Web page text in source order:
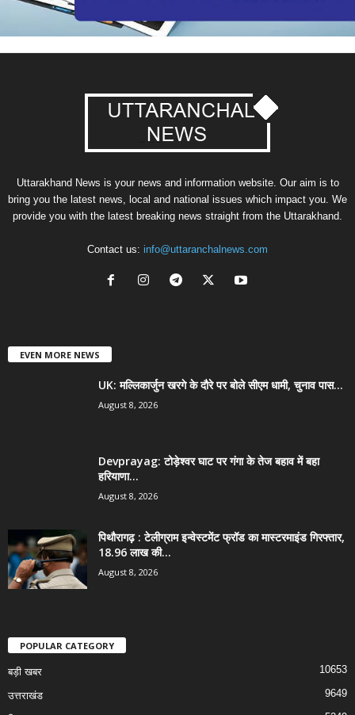
Uttarakhand News is your news and information website. Our aim is to
bring you the latest news, local and national issues which impact you. We
provide you with the latest breaking news straight from the Uttarakhand.
Contact us: info@uttaranchalnews.com
EVEN MORE NEWS
UK: मल्लिकार्जुन खरगे के दौरे पर बोले सीएम धामी, चुनाव पास...
August 8, 2026
Devprayag: टोड़ेश्वर घाट पर गंगा के तेज बहाव में बहा
हरियाणा...
August 8, 2026
पिथौरागढ़ : टेलीग्राम इन्वेस्टमेंट फ्रॉड का मास्टरमाइंड गिरफ्तार,
18.96 लाख की...
August 8, 2026
POPULAR CATEGORY
बड़ी खबर 10653
उत्तराखंड 9649